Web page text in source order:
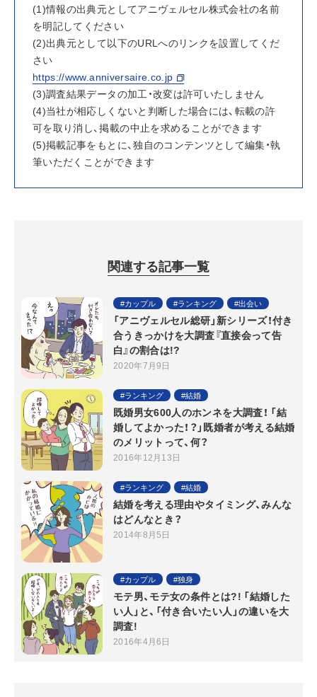
(1)情報の出典元としてアニヴェルセル株式会社の名前
を明記してください
(2)出典元として以下のURLへのリンクを設置してくだ
さい
https://www.anniversaire.co.jp
(3)調査結果データの加工・改変は許可いたしません
(4)当社が相応しくないと判断した場合には、転載の許
可を取り消し、掲載の中止を求めることができます
(5)掲載記事をもとに、独自のコンテンツとして編集・執
筆いただくことができます
関連する記事一覧
カップル ランキング 出会い
「アニヴェルセル総研」新シリーズ！付き
合うきっかけを大調査『直接会って告
白』の割合は!?
2020年7月9日
ランキング 結婚
既婚男女600人のホンネを大調査！ 「結
婚してよかった！？」既婚者が考える結婚
のメリットって、何？
2016年12月13日
ランキング 結婚
結婚を考える理由やタイミング、みんな
はどんなとき？
2014年8月5日
カップル 独身
モテ男、モテ女の条件とは?! 「結婚した
い人」と、「付き合いたい人」の違いを大
調査!
2016年4月6日